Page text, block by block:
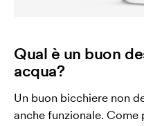
Qual è un buon
acqua?
Un buon bicchiere non
anche funzionale.